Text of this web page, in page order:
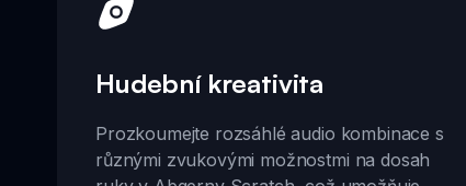
Hudební kreativita
Prozkoumejte rozsáhlé audio kombinace s
různými zvukovými možnostmi na dosah